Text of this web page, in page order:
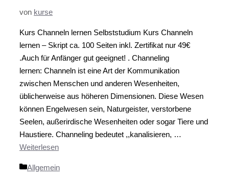
von kurse
Kurs Channeln lernen Selbststudium Kurs Channeln
lernen – Skript ca. 100 Seiten inkl. Zertifikat nur 49€
.Auch für Anfänger gut geeignet! . Channeling
lernen: Channeln ist eine Art der Kommunikation
zwischen Menschen und anderen Wesenheiten,
üblicherweise aus höheren Dimensionen. Diese Wesen
können Engelwesen sein, Naturgeister, verstorbene
Seelen, außerirdische Wesenheiten oder sogar Tiere und
Haustiere. Channeling bedeutet ,,kanalisieren, …
Weiterlesen
Kategorien
Allgemein